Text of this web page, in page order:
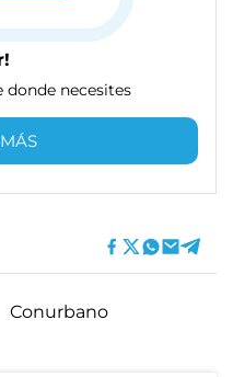
donde necesites
Conurbano